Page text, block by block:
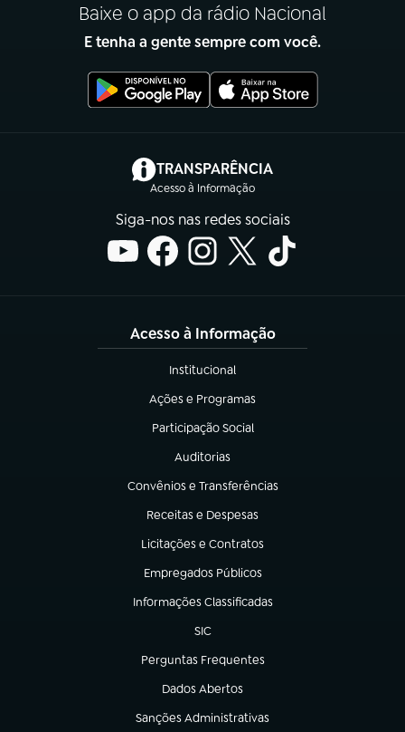
Baixe o app da rádio Nacional
E tenha a gente sempre com você.
TRANSPARÊNCIA
Acesso à Informação
(abre em nova aba)
Siga-nos nas redes sociais
Acesso à Informação
Institucional
(abre em nova aba)
Ações e Programas
(abre em nova aba)
Participação Social
(abre em nova aba)
Auditorias
(abre em nova aba)
Convênios e Transferências
(abre em nova aba)
Receitas e Despesas
(abre em nova aba)
Licitações e Contratos
(abre em nova aba)
Empregados Públicos
(abre em nova aba)
Informações Classificadas
(abre em nova aba)
SIC
(abre em nova aba)
Perguntas Frequentes
(abre em nova aba)
Dados Abertos
(abre em nova aba)
Sanções Administrativas
(abre em nova aba)